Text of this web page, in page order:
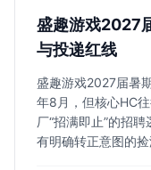
盛趣游戏2027
与投递红线
盛趣游戏2027届暑
年8月，但核心HC
厂“招满即止”的招
有明确转正意图的捡